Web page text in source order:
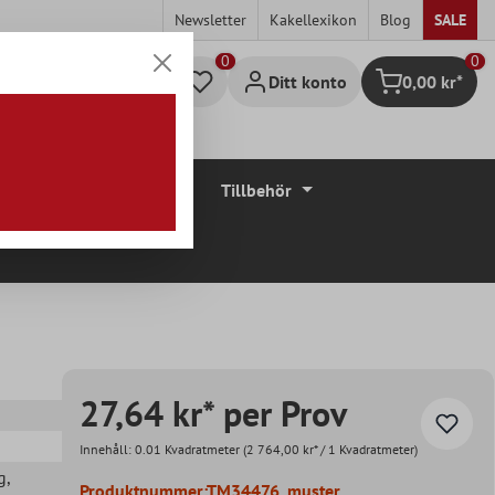
Newsletter Kakellexikon Blog SALE
Ditt konto Kundvagn
0
0,00 kr*
Tillbehör
,
27,64 kr* per Prov
Innehåll: 0.01 Kvadratmeter (2 764,00 kr* / 1 Kvadratmeter)
Produktnummer:TM34476_muster